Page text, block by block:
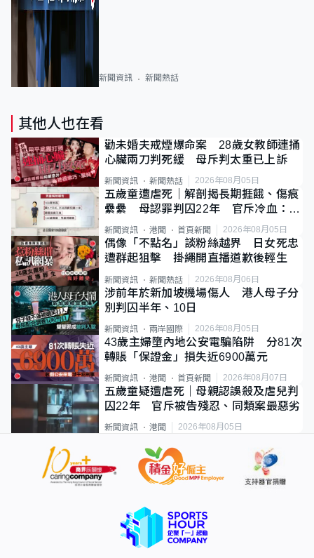
新聞資訊 新聞熱話
其他人也在看
勸未婚夫戒煙爆命案 28歲女教師連捅
心臟兩刀判死緩 母斥判太重已上訴
新聞資訊 新聞熱話 2026年08月05日
五歲童遭虐死｜解剖揭長期捱餓、傷痕
纍纍 母認罪判囚22年 官斥冷血：同
類案最惡劣
新聞資訊 港聞 首頁新聞 2026年08月05日
偶像「不點名」談粉絲越界 日女死忠
遭群起狙擊 掛繩開直播道歉後輕生
新聞資訊 新聞熱話 2026年08月06日
涉前年於新加坡機場傷人 港人母子分
別判囚半年、10日
新聞資訊 兩岸國際 2026年08月05日
43歲主婦墮內地公安電騙陷阱 分81次
轉賬「保證金」損失近6900萬元
新聞資訊 港聞 首頁新聞 2026年08月07日
五歲童疑遭虐死｜母親認誤殺及虐兒判
囚22年 官斥被告殘忍、同類案最惡劣
新聞資訊 港聞 2026年08月05日